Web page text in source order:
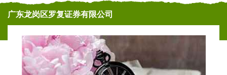
广东龙岗区罗复证券有限公司